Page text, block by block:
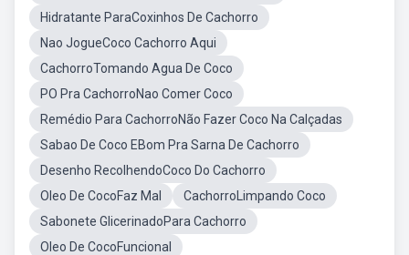
Hidratante ParaCoxinhos De Cachorro
Nao JogueCoco Cachorro Aqui
CachorroTomando Agua De Coco
PO Pra CachorroNao Comer Coco
Remédio Para CachorroNão Fazer Coco Na Calçadas
Sabao De Coco EBom Pra Sarna De Cachorro
Desenho RecolhendoCoco Do Cachorro
Oleo De CocoFaz Mal
CachorroLimpando Coco
Sabonete GlicerinadoPara Cachorro
Oleo De CocoFuncional